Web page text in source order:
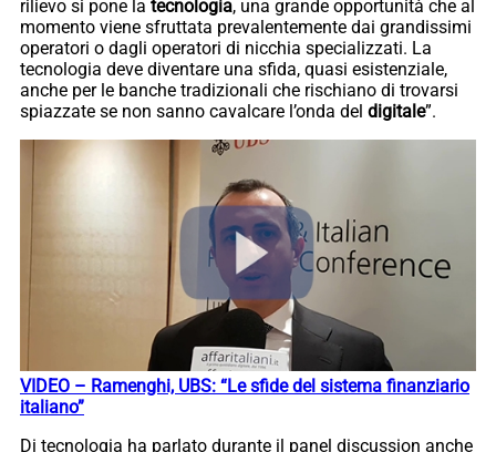
rilievo si pone la tecnologia, una grande opportunità che al
momento viene sfruttata prevalentemente dai grandissimi
operatori o dagli operatori di nicchia specializzati. La
tecnologia deve diventare una sfida, quasi esistenziale,
anche per le banche tradizionali che rischiano di trovarsi
spiazzate se non sanno cavalcare l’onda del digitale”.
VIDEO – Ramenghi, UBS: “Le sfide del sistema finanziario
italiano”
Di tecnologia ha parlato durante il panel discussion anche